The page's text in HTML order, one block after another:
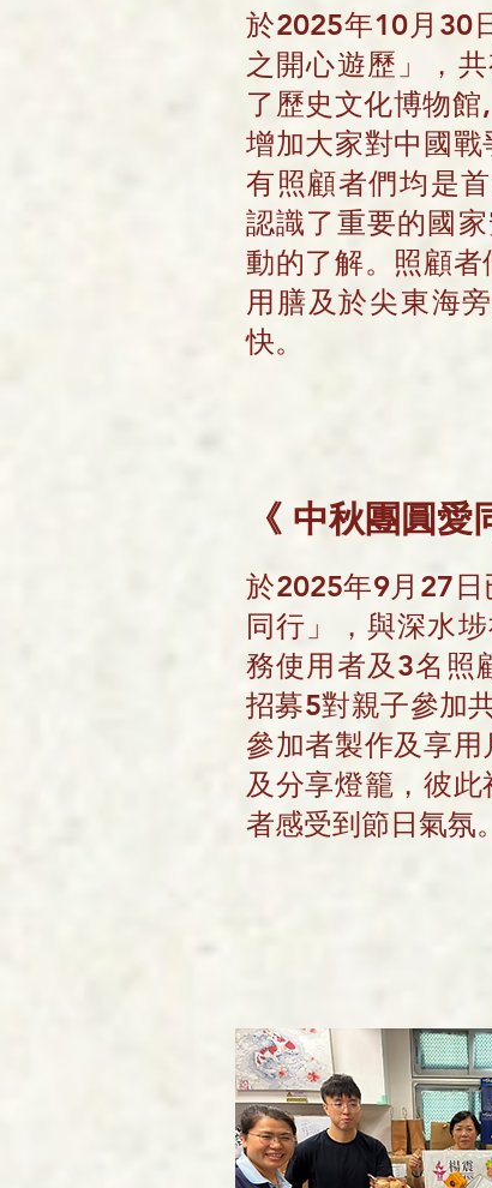
於2025年10月30
之開心遊歷」，
了歷史文化博物
增加大家對中國
有照顧者們均是
認識了重要的國
動的了解。照顧
用膳及於尖東海
快。
《 中秋團圓愛
於2025年9月27日
同行」，與深水
務使用者及3名照
招募5對親子參加
參加者製作及享
及分享燈籠，彼
者感受到節日氣氛。